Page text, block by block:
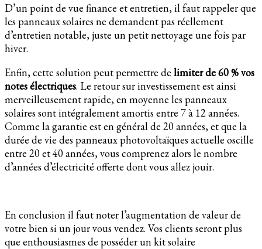
D’un point de vue finance et entretien, il faut rappeler que
les panneaux solaires ne demandent pas réellement
d’entretien notable, juste un petit nettoyage une fois par
hiver.
Enfin, cette solution peut permettre de limiter de 60 % vos
notes électriques. Le retour sur investissement est ainsi
merveilleusement rapide, en moyenne les panneaux
solaires sont intégralement amortis entre 7 à 12 années.
Comme la garantie est en général de 20 années, et que la
durée de vie des panneaux photovoltaïques actuelle oscille
entre 20 et 40 années, vous comprenez alors le nombre
d’années d’électricité offerte dont vous allez jouir.
En conclusion il faut noter l’augmentation de valeur de
votre bien si un jour vous vendez. Vos clients seront plus
que enthousiasmes de posséder un kit solaire